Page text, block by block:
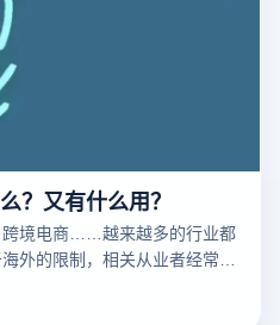
？又有什么用？
跨境电商……越来越多的行业都
外的限制，相关从业者经常要
IP，这时候便要用到指纹浏览
览器之前，我们需要知道什么